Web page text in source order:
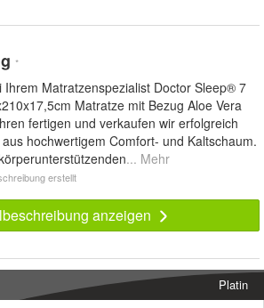
*
Matratzenspezialist Doctor Sleep® 7
Matratze mit Bezug Aloe Vera
fertigen und verkaufen wir erfolgreich
hochwertigem Comfort- und Kaltschaum.
... Mehr
erstellt
anzeigen
Platin